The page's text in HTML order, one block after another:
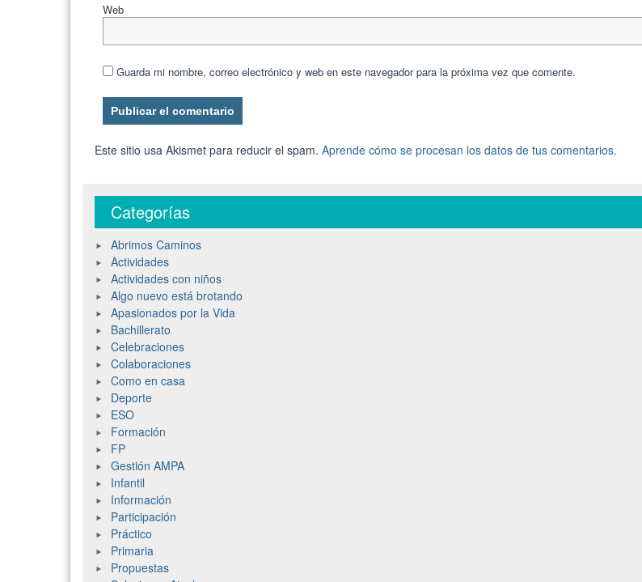
Web
Guarda mi nombre, correo electrónico y web en este navegador para la próxima vez que comente.
Este sitio usa Akismet para reducir el spam. Aprende cómo se procesan los datos de tus comentarios.
Categorías
Abrimos Caminos
Actividades
Actividades con niños
Algo nuevo está brotando
Apasionados por la Vida
Bachillerato
Celebraciones
Colaboraciones
Como en casa
Deporte
ESO
Formación
FP
Gestión AMPA
Infantil
Información
Participación
Práctico
Primaria
Propuestas